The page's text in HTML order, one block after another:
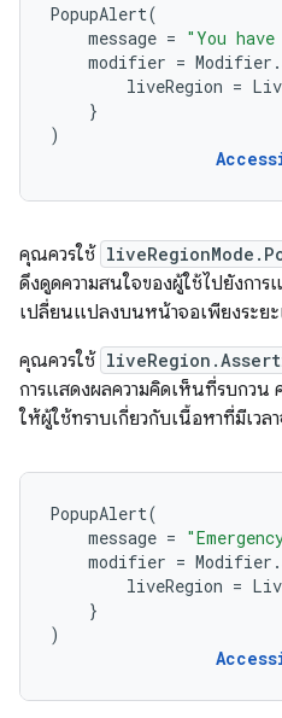
PopupAlert(
message = "You have
modifier = Modifier .
liveRegion =
}
)
คุณควรใช้
ดึงดูดความสนใจของผู้ใช้ไปยังกา
เปลี่ยนแปลงบนหน้าจอเพียงระยะ
คุณควรใช้
การแสดงผลความคิดเห็นที่รบกวน
ให้ผู้ใช้ทราบเกี่ยวกับเนื้อหาที่มีเวล
PopupAlert(
message =
modifier = Modifier .
liveRegion =
}
)